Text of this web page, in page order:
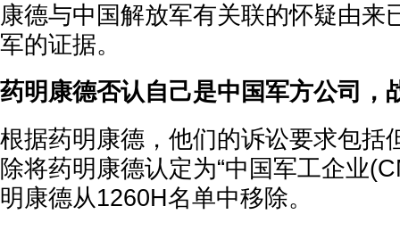
康德与中国解放军有关联的怀疑由来
军的证据。
药明康德否认自己是中国军方公司，
根据药明康德，他们的诉讼要求包括
除将药明康德认定为“中国军工企业
明康德从1260H名单中移除。